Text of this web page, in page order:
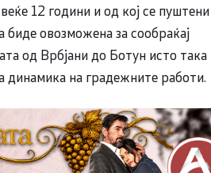
12 години и од кој се пуштени
овозможена за сообраќај
од Врбјани до Ботун исто така
динамика на градежните работи.